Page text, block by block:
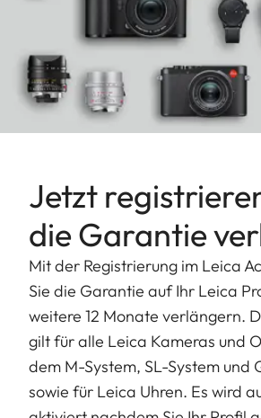
Jetzt
die Garantie
Mit der Registrierung im Leica
Sie die Garantie auf Ihr Leica
weitere 12 Monate verlängern.
gilt für alle Leica Kameras und
dem M-System, SL-System und
sowie für Leica Uhren. Es wird